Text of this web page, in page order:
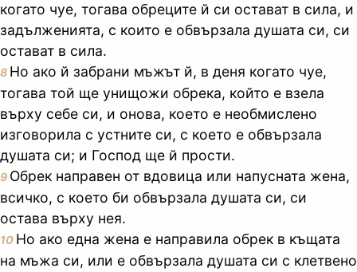
когато чуе, тогава обреците й си остават в сила, и
задълженията, с които е обвързала душата си, си
остават в сила.
8 Но ако й забрани мъжът й, в деня когато чуе,
тогава той ще унищожи обрека, който е взела
върху себе си, и онова, което е необмислено
изговорила с устните си, с което е обвързала
душата си; и Господ ще й прости.
9 Обрек направен от вдовица или напусната жена,
всичко, с което би обвързала душата си, си
остава върху нея.
10 Но ако една жена е направила обрек в къщата
на мъжа си, или е обвързала душата си с клетвено